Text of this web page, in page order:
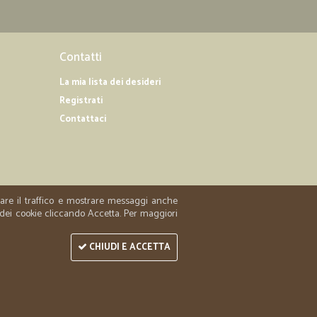
Contatti
La mia lista dei desideri
Registrati
Contattaci
il traffico e mostrare messaggi anche
cookie cliccando Accetta. Per maggiori
CHIUDI E ACCETTA